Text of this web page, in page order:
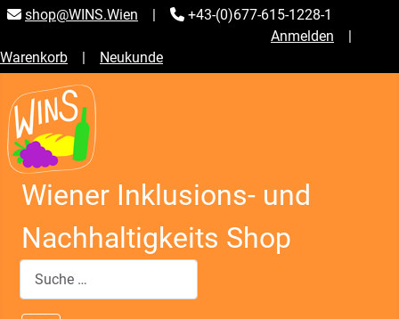
shop@WINS.Wien |
+43-(0)677-615-1228-1
Anmelden |
Warenkorb | Neukunde
Wiener Inklusions- und
Nachhaltigkeits Shop
Suchen